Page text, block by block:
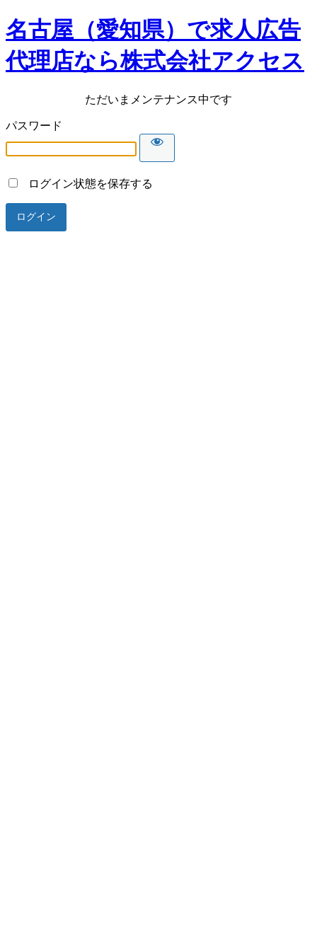
名古屋（愛知県）で求人広告
代理店なら株式会社アクセス
ただいまメンテナンス中です
パスワード
ログイン状態を保存する